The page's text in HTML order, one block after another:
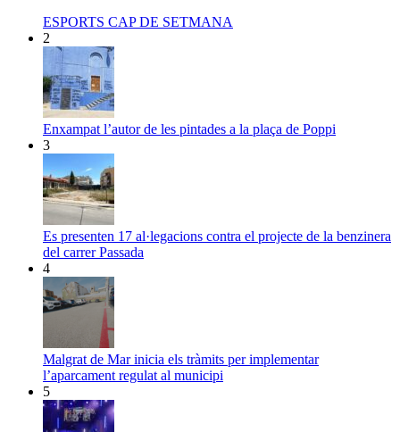
ESPORTS CAP DE SETMANA
2
Enxampat l’autor de les pintades a la plaça de Poppi
3
Es presenten 17 al·legacions contra el projecte de la benzinera
del carrer Passada
4
Malgrat de Mar inicia els tràmits per implementar
l’aparcament regulat al municipi
5